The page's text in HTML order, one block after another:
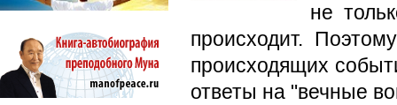
не
происходит.
происходящих
ответы на "вечные